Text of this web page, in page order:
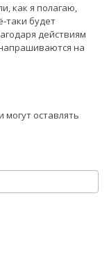
как я полагаю,
таки будет
действиям
на
могут оставлять